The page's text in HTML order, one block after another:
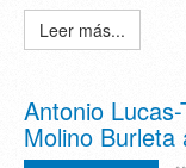
Leer más...
Antonio
Molino Burleta